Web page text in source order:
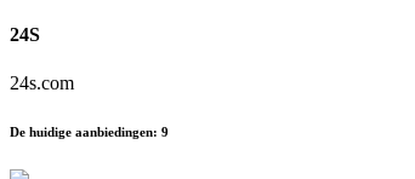
24S
24s.com
De huidige aanbiedingen: 9